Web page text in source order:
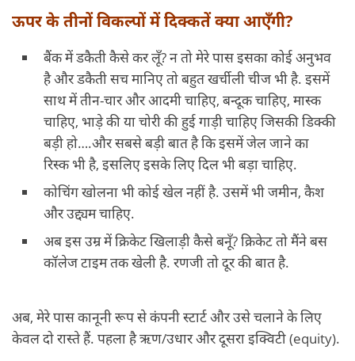
ऊपर के तीनों विकल्पों में दिक्कतें क्या आएँगी?
बैंक में डकैती कैसे कर लूँ? न तो मेरे पास इसका कोई अनुभव
है और डकैती सच मानिए तो बहुत खर्चीली चीज भी है. इसमें
साथ में तीन-चार और आदमी चाहिए, बन्दूक चाहिए, मास्क
चाहिए, भाड़े की या चोरी की हुई गाड़ी चाहिए जिसकी डिक्की
बड़ी हो….और सबसे बड़ी बात है कि इसमें जेल जाने का
रिस्क भी है, इसलिए इसके लिए दिल भी बड़ा चाहिए.
कोचिंग खोलना भी कोई खेल नहीं है. उसमें भी जमीन, कैश
और उद्द्यम चाहिए.
अब इस उम्र में क्रिकेट खिलाड़ी कैसे बनूँ? क्रिकेट तो मैंने बस
कॉलेज टाइम तक खेली है. रणजी तो दूर की बात है.
अब, मेरे पास कानूनी रूप से कंपनी स्टार्ट और उसे चलाने के लिए
केवल दो रास्ते हैं. पहला है ऋण/उधार और दूसरा इक्विटी (equity).